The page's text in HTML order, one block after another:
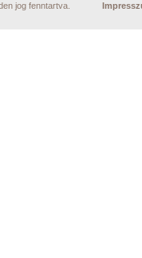
jog fenntartva.